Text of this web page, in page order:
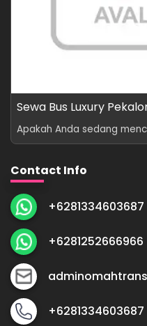
Sewa Bus Luxury
Apakah Anda sedang
Contact Info
+6281334603687
+6281252666966
+6281334603687